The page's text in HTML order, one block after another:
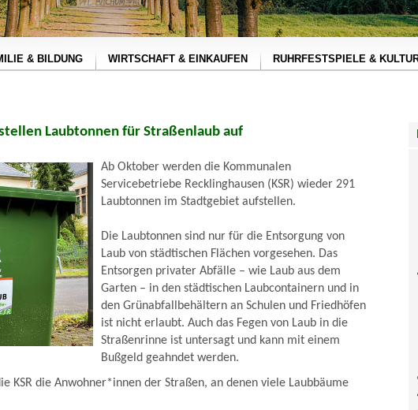
& BILDUNG WIRTSCHAFT & EINKAUFEN RUHRFESTSPIELE &
Laubtonnen für Straßenlaub auf
Ab Oktober werden die Kommunalen
Servicebetriebe Recklinghausen (KSR) wieder 291
Laubtonnen im Stadtgebiet aufstellen.
Die Laubtonnen sind nur für die Entsorgung von
Laub von städtischen Flächen vorgesehen. Das
Entsorgen privater Abfälle – wie Laub aus dem
Garten – in den städtischen Laubcontainern und in
den Grünabfallbehältern an Schulen und Friedhöfen
ist nicht erlaubt. Auch das Fegen von Laub in die
Straßenrinne ist untersagt und kann mit einem
Bußgeld geahndet werden.
KSR die Anwohner*innen der Straßen, an denen viele Laubbäume